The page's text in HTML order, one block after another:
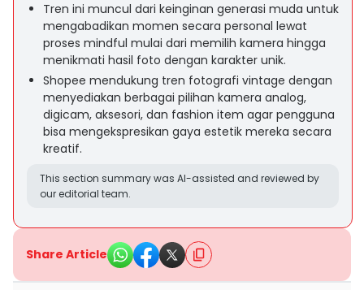
Tren ini muncul dari keinginan generasi muda untuk
mengabadikan momen secara personal lewat
proses mindful mulai dari memilih kamera hingga
menikmati hasil foto dengan karakter unik.
Shopee mendukung tren fotografi vintage dengan
menyediakan berbagai pilihan kamera analog,
digicam, aksesori, dan fashion item agar pengguna
bisa mengekspresikan gaya estetik mereka secara
kreatif.
This section summary was AI-assisted and reviewed by
our editorial team.
Share Article